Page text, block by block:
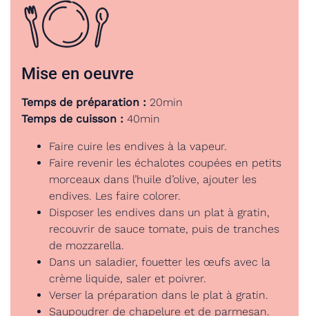
Mise en oeuvre
Temps de préparation : 20min
Temps de cuisson : 40min
Faire cuire les endives à la vapeur.
Faire revenir les échalotes coupées en petits
morceaux dans l’huile d’olive, ajouter les
endives. Les faire colorer.
Disposer les endives dans un plat à gratin,
recouvrir de sauce tomate, puis de tranches
de mozzarella.
Dans un saladier, fouetter les œufs avec la
crème liquide, saler et poivrer.
Verser la préparation dans le plat à gratin.
Saupoudrer de chapelure et de parmesan.